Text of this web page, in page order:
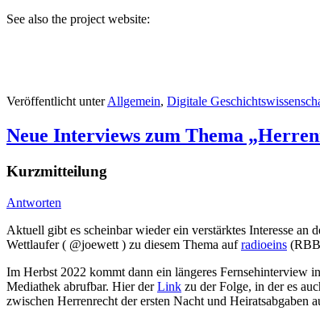
See also the project website:
Veröffentlicht unter Allgemein, Digitale
Neue Interviews zum Thema
Kurzmitteilung
Antworten
Aktuell gibt es scheinbar wieder ein verstärktes Interesse an
Wettlaufer ( @joewett ) zu diesem Thema aufradioeins
Im Herbst 2022 kommt dann ein längeres Fernsehinterview
Mediathek abrufbar. Hier derLink zu der Folge, in der es
zwischen Herrenrecht der ersten Nacht und